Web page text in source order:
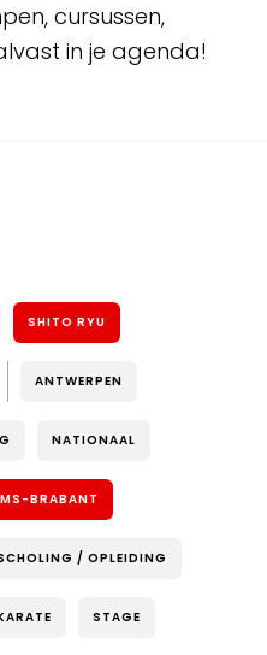
cursussen,
in je agenda!
SHITO RYU
ANTWERPEN
NATIONAAL
BRABANT
/ OPLEIDING
STAGE